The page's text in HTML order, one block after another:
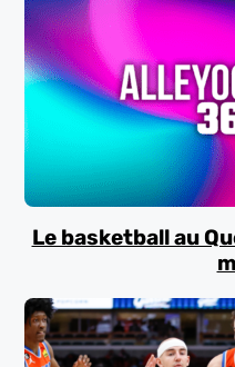
Le basketball au